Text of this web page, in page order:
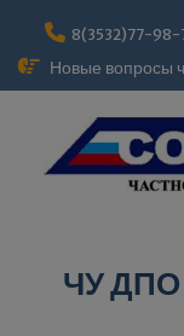
содержимому
8(3532)77-98-
Новые вопросы
ЧУ ДПО